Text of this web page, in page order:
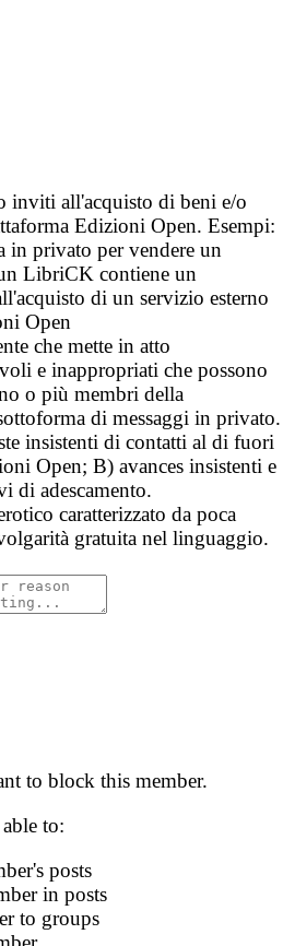
inviti all'acquisto di beni e/o
Edizioni Open. Esempi:
in privato per vendere un
LibriCK contiene un
di un servizio esterno
Open
che mette in atto
e inappropriati che possono
o più membri della
di messaggi in privato.
insistenti di contatti al di fuori
Open; B) avances insistenti e
di adescamento.
caratterizzato da poca
gratuita nel linguaggio.
to block this member.
to:
posts
in posts
to groups